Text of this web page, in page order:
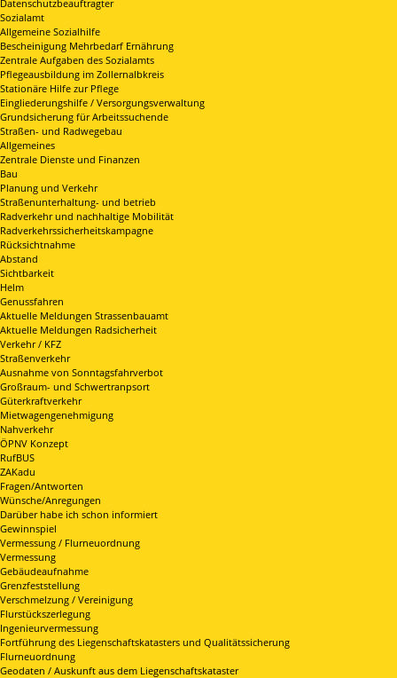
Datenschutzbeauftragter
Sozialamt
Allgemeine Sozialhilfe
Bescheinigung Mehrbedarf Ernährung
Zentrale Aufgaben des Sozialamts
Pflegeausbildung im Zollernalbkreis
Stationäre Hilfe zur Pflege
Eingliederungshilfe / Versorgungsverwaltung
Grundsicherung für Arbeitssuchende
Straßen- und Radwegebau
Allgemeines
Zentrale Dienste und Finanzen
Bau
Planung und Verkehr
Straßenunterhaltung- und betrieb
Radverkehr und nachhaltige Mobilität
Radverkehrssicherheitskampagne
Rücksichtnahme
Abstand
Sichtbarkeit
Helm
Genussfahren
Aktuelle Meldungen Strassenbauamt
Aktuelle Meldungen Radsicherheit
Verkehr / KFZ
Straßenverkehr
Ausnahme von Sonntagsfahrverbot
Großraum- und Schwertranpsort
Güterkraftverkehr
Mietwagengenehmigung
Nahverkehr
ÖPNV Konzept
RufBUS
ZAKadu
Fragen/Antworten
Wünsche/Anregungen
Darüber habe ich schon informiert
Gewinnspiel
Vermessung / Flurneuordnung
Vermessung
Gebäudeaufnahme
Grenzfeststellung
Verschmelzung / Vereinigung
Flurstückszerlegung
Ingenieurvermessung
Fortführung des Liegenschaftskatasters und Qualitätssicherung
Flurneuordnung
Geodaten / Auskunft aus dem Liegenschaftskataster